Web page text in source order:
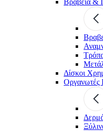
Δίσκοι
Οργανωτές